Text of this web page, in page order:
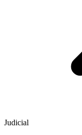
Judicial